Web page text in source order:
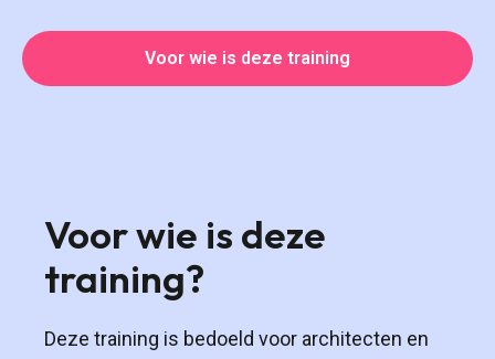
Voor wie is deze training
Voor wie is deze
training?
Deze training is bedoeld voor architecten en